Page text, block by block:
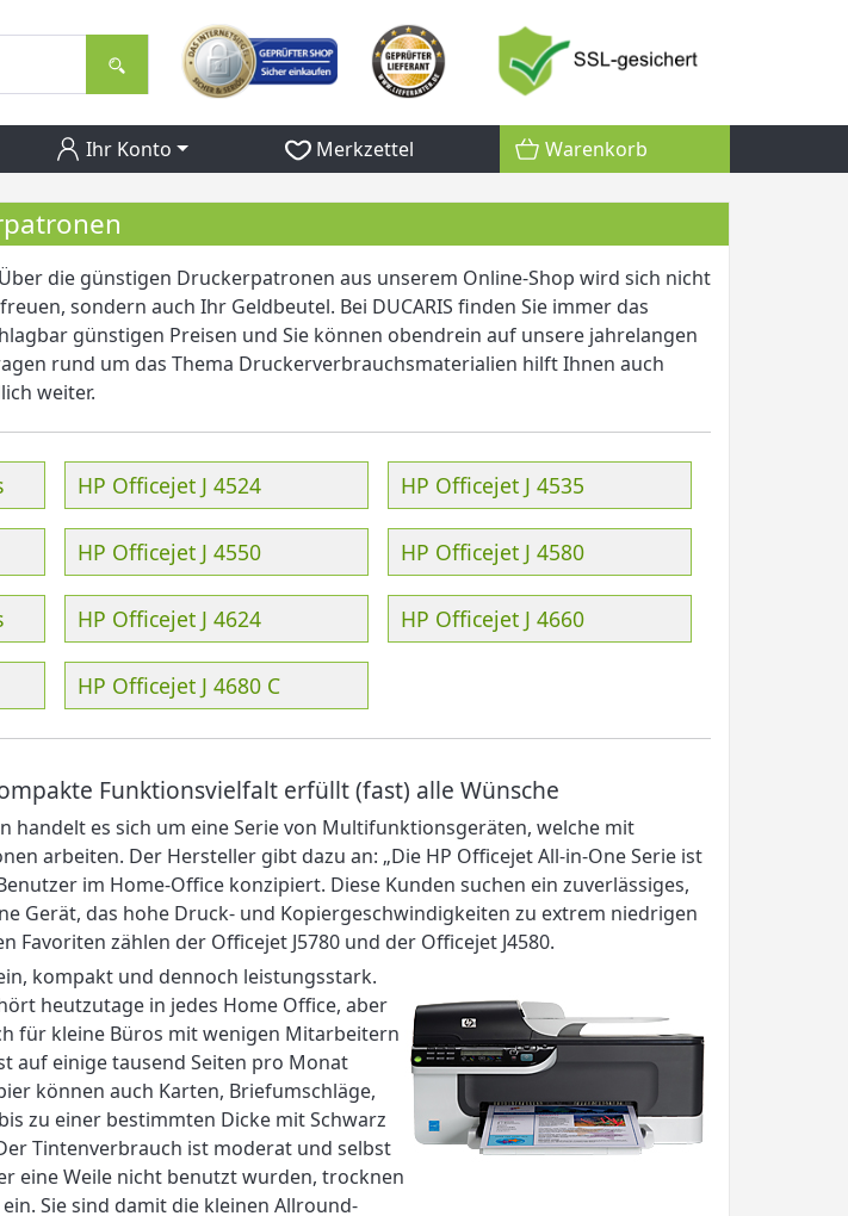
Ihr Konto Merkzettel Warenkorb
die günstigen Druckerpatronen aus unserem Online-Shop wird sich nicht
sondern auch Ihr Geldbeutel. Bei DUCARIS finden Sie immer das
günstigen Preisen und Sie können obendrein auf unsere jahrelangen
rund um das Thema Druckerverbrauchsmaterialien hilft Ihnen auch
weiter.
HP Officejet J 4524 HP Officejet J 4535
HP Officejet J 4550 HP Officejet J 4580
HP Officejet J 4624 HP Officejet J 4660
HP Officejet J 4680 C
Funktionsvielfalt erfüllt (fast) alle Wünsche
handelt es sich um eine Serie von Multifunktionsgeräten, welche mit
arbeiten. Der Hersteller gibt dazu an: „Die HP Officejet All-in-One Serie ist
im Home-Office konzipiert. Diese Kunden suchen ein zuverlässiges,
Gerät, das hohe Druck- und Kopiergeschwindigkeiten zu extrem niedrigen
Favoriten zählen der Officejet J5780 und der Officejet J4580.
kompakt und dennoch leistungsstark.
heutzutage in jedes Home Office, aber
für kleine Büros mit wenigen Mitarbeitern
auf einige tausend Seiten pro Monat
können auch Karten, Briefumschläge,
zu einer bestimmten Dicke mit Schwarz
Tintenverbrauch ist moderat und selbst
eine Weile nicht benutzt wurden, trocknen
Sie sind damit die kleinen Allround-